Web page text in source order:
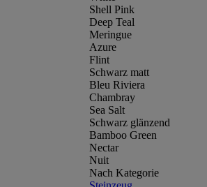
Shell Pink
Deep Teal
Meringue
Azure
Flint
Schwarz matt
Bleu Riviera
Chambray
Sea Salt
Schwarz glänzend
Bamboo Green
Nectar
Nuit
Nach Kategorie